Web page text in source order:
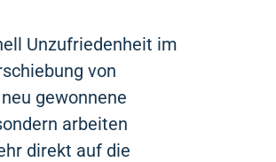
Unzufriedenheit im
von
gewonnene
arbeiten
direkt auf die